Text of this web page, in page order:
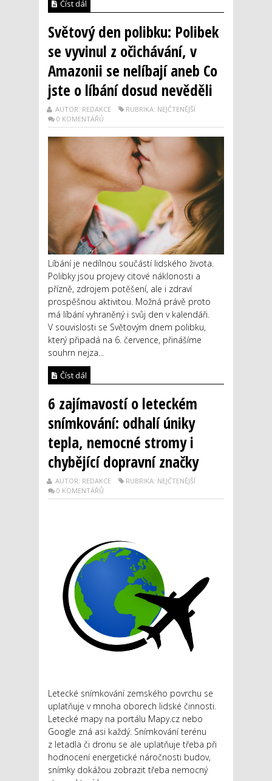
Číst dál
Světový den polibku: Polibek
se vyvinul z očichávání, v
Amazonii se nelíbají aneb Co
jste o líbání dosud nevěděli
AUTOR: REDAKCE
RUBRIKA: NEJČTENĚJŠÍ
0 KOMENTÁŘŮ
Líbání je nedílnou součástí lidského života.
Polibky jsou projevy citové náklonosti a
přízně, zdrojem potěšení, ale i zdraví
prospěšnou aktivitou. Možná právě proto
má líbání vyhraněný i svůj den v kalendáři.
V souvislosti se Světovým dnem polibku,
který připadá na 6. července, přinášíme
souhrn nejza...
Číst dál
6 zajímavostí o leteckém
snímkování: odhalí úniky
tepla, nemocné stromy i
chybějící dopravní značky
AUTOR: REDAKCE
RUBRIKA: NEJČTENĚJŠÍ
0 KOMENTÁŘŮ
Letecké snímkování zemského povrchu se
uplatňuje v mnoha oborech lidské činnosti.
Letecké mapy na portálu Mapy.cz nebo
Google zná asi každý. Snímkování terénu
z letadla či dronu se ale uplatňuje třeba při
hodnocení energetické náročnosti budov,
snímky dokážou zobrazit třeba nemocný